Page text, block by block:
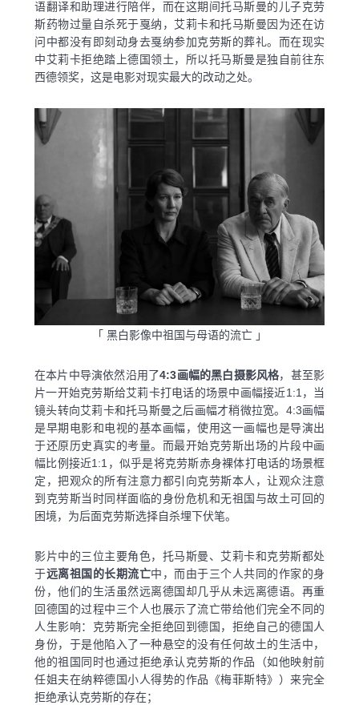
语翻译和助理进行陪伴，而在这期间托马斯曼的儿子克劳
斯药物过量自杀死于戛纳，艾莉卡和托马斯曼因为还在访
问中都没有即刻动身去戛纳参加克劳斯的葬礼。而在现实
中艾莉卡拒绝踏上德国领土，所以托马斯曼是独自前往东
西德领奖，这是电影对现实最大的改动之处。
「 黑白影像中祖国与母语的流亡 」
在本片中导演依然沿用了4:3画幅的黑白摄影风格，甚至影
片一开始克劳斯给艾莉卡打电话的场景中画幅接近1:1，当
镜头转向艾莉卡和托马斯曼之后画幅才稍微拉宽。4:3画幅
是早期电影和电视的基本画幅，使用这一画幅也是导演出
于还原历史真实的考量。而最开始克劳斯出场的片段中画
幅比例接近1:1，似乎是将克劳斯赤身裸体打电话的场景框
定，把观众的所有注意力都引向克劳斯本人，让观众注意
到克劳斯当时同样面临的身份危机和无祖国与故土可回的
困境，为后面克劳斯选择自杀埋下伏笔。
影片中的三位主要角色，托马斯曼、艾莉卡和克劳斯都处
于远离祖国的长期流亡中，而由于三个人共同的作家的身
份，他们的生活虽然远离德国却几乎从未远离德语。再重
回德国的过程中三个人也展示了流亡带给他们完全不同的
人生影响：克劳斯完全拒绝回到德国，拒绝自己的德国人
身份，于是他陷入了一种悬空的没有任何故土的生活中，
他的祖国同时也通过拒绝承认克劳斯的作品（如他映射前
任姐夫在纳粹德国小人得势的作品《梅菲斯特》）来完全
拒绝承认克劳斯的存在；